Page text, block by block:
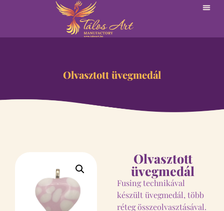
Olvasztott üvegmedál
Olvasztott
üvegmedál
Fusing technikával
készült üvegmedál, több
réteg összeolvasztásával.